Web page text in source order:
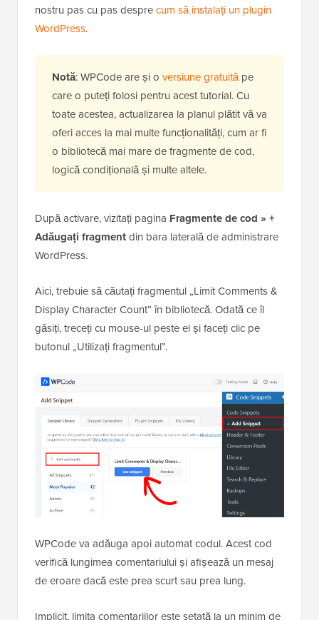
nostru pas cu pas desprecum să instalați un plugin
WordPress.
Notă: WPCode are și o versiune gratuităpe
care o puteți folosi pentru acest tutorial. Cu
toate acestea, actualizarea la planul plătit vă va
oferi acces la mai multe funcționalități, cum ar fi
o bibliotecă mai mare de fragmente de cod,
logică condițională și multe altele.
După activare, vizitați pagina Fragmente de cod » +
Adăugați fragmentdin bara laterală de administrare
WordPress.
Aici, trebuie să căutați fragmentul „Limit Comments &
Display Character Count” în bibliotecă. Odată ce îl
găsiți, treceți cu mouse-ul peste el și faceți clic pe
butonul „Utilizați fragmentul”.
WPCode va adăuga apoi automat codul. Acest cod
verifică lungimea comentariului și afișează un mesaj
de eroare dacă este prea scurt sau prea lung.
Implicit, limita comentariilor este setată la un minim de